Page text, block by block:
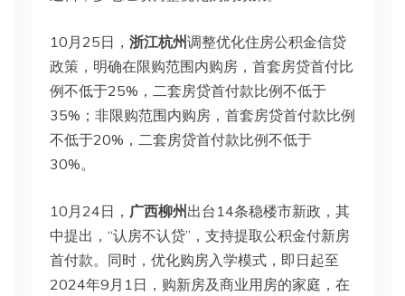
10月25日， 浙江杭州调整优化住房公积金信贷
政策，明确在限购范围内购房，首套房贷首付比
例不低于25%，二套房贷首付款比例不低于
35%；非限购范围内购房，首套房贷首付款比例
不低于20%，二套房贷首付款比例不低于
30%。
10月24日， 广西柳州出台14条稳楼市新政，其
中提出，“认房不认贷”，支持提取公积金付新房
首付款。同时，优化购房入学模式，即日起至
2024年9月1日，购新房及商业用房的家庭，在